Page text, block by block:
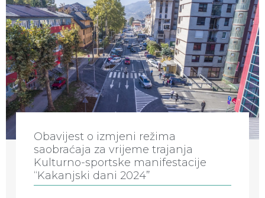
Obavijest o izmjeni režima
saobraćaja za vrijeme trajanja
Kulturno-sportske manifestacije
“Kakanjski dani 2024”